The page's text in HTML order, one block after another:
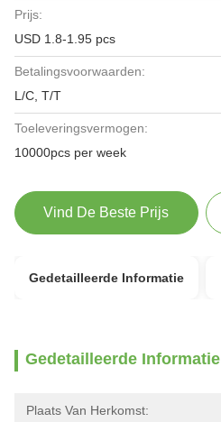
Prijs:
USD 1.8-1.95 pcs
Betalingsvoorwaarden:
L/C, T/T
Toeleveringsvermogen:
10000pcs per week
Vind De Beste Prijs
Gedetailleerde Informatie
Gedetailleerde Informatie
Plaats Van Herkomst: